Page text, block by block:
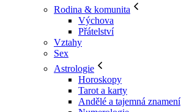
Rodina & komunita
Výchova
Přátelství
Vztahy
Sex
Astrologie
Horoskopy
Tarot a karty
Andělé a tajemná znamení